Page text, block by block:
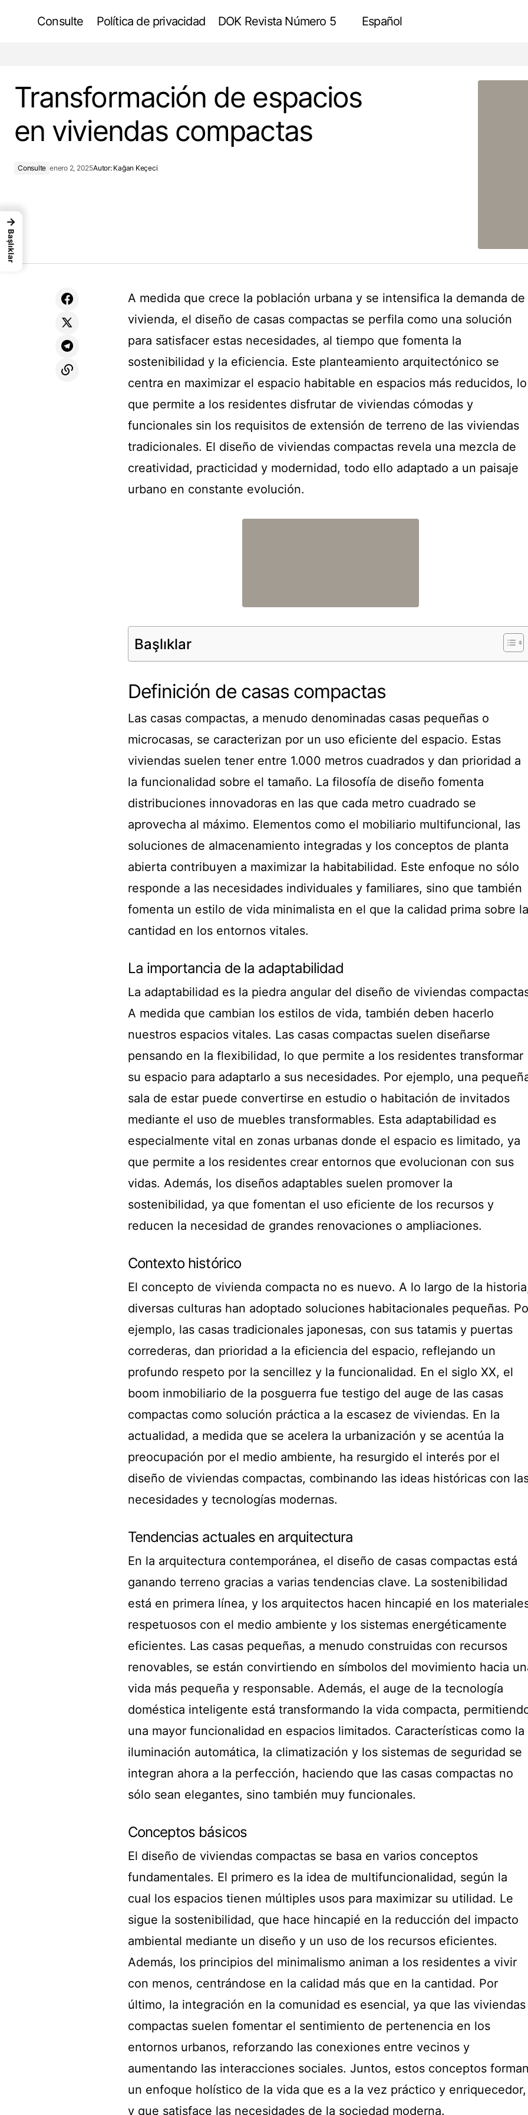
Consulte Política de privacidad DOK Revista Número 5 Español
Transformación de espacios
en viviendas compactas
Consulte enero 2, 2025Autor: Kağan Keçeci
A medida que crece la población urbana y se intensifica la demanda de
vivienda, el diseño de casas compactas se perfila como una solución
para satisfacer estas necesidades, al tiempo que fomenta la
sostenibilidad y la eficiencia. Este planteamiento arquitectónico se
centra en maximizar el espacio habitable en espacios más reducidos, lo
que permite a los residentes disfrutar de viviendas cómodas y
funcionales sin los requisitos de extensión de terreno de las viviendas
tradicionales. El diseño de viviendas compactas revela una mezcla de
creatividad, practicidad y modernidad, todo ello adaptado a un paisaje
urbano en constante evolución.
Başlıklar
Definición de casas compactas
Las casas compactas, a menudo denominadas casas pequeñas o
microcasas, se caracterizan por un uso eficiente del espacio. Estas
viviendas suelen tener entre 1.000 metros cuadrados y dan prioridad a
la funcionalidad sobre el tamaño. La filosofía de diseño fomenta
distribuciones innovadoras en las que cada metro cuadrado se
aprovecha al máximo. Elementos como el mobiliario multifuncional, las
soluciones de almacenamiento integradas y los conceptos de planta
abierta contribuyen a maximizar la habitabilidad. Este enfoque no sólo
responde a las necesidades individuales y familiares, sino que también
fomenta un estilo de vida minimalista en el que la calidad prima sobre la
cantidad en los entornos vitales.
La importancia de la adaptabilidad
La adaptabilidad es la piedra angular del diseño de viviendas
A medida que cambian los estilos de vida, también deben hacerlo
nuestros espacios vitales. Las casas compactas suelen diseñarse
pensando en la flexibilidad, lo que permite a los residentes transformar
su espacio para adaptarlo a sus necesidades. Por ejemplo, una
sala de estar puede convertirse en estudio o habitación de invitados
mediante el uso de muebles transformables. Esta adaptabilidad es
especialmente vital en zonas urbanas donde el espacio es limitado, ya
que permite a los residentes crear entornos que evolucionan con sus
vidas. Además, los diseños adaptables suelen promover la
sostenibilidad, ya que fomentan el uso eficiente de los recursos y
reducen la necesidad de grandes renovaciones o ampliaciones.
Contexto histórico
El concepto de vivienda compacta no es nuevo. A lo largo de la
diversas culturas han adoptado soluciones habitacionales pequeñas.
ejemplo, las casas tradicionales japonesas, con sus tatamis y puertas
correderas, dan prioridad a la eficiencia del espacio, reflejando un
profundo respeto por la sencillez y la funcionalidad. En el siglo XX, el
boom inmobiliario de la posguerra fue testigo del auge de las casas
compactas como solución práctica a la escasez de viviendas. En la
actualidad, a medida que se acelera la urbanización y se acentúa la
preocupación por el medio ambiente, ha resurgido el interés por el
diseño de viviendas compactas, combinando las ideas históricas con
necesidades y tecnologías modernas.
Tendencias actuales en arquitectura
En la arquitectura contemporánea, el diseño de casas compactas está
ganando terreno gracias a varias tendencias clave. La sostenibilidad
está en primera línea, y los arquitectos hacen hincapié en los
respetuosos con el medio ambiente y los sistemas energéticamente
eficientes. Las casas pequeñas, a menudo construidas con recursos
renovables, se están convirtiendo en símbolos del movimiento hacia
vida más pequeña y responsable. Además, el auge de la tecnología
doméstica inteligente está transformando la vida compacta,
una mayor funcionalidad en espacios limitados. Características como la
iluminación automática, la climatización y los sistemas de seguridad se
integran ahora a la perfección, haciendo que las casas compactas no
sólo sean elegantes, sino también muy funcionales.
Conceptos básicos
El diseño de viviendas compactas se basa en varios conceptos
fundamentales. El primero es la idea de multifuncionalidad, según la
cual los espacios tienen múltiples usos para maximizar su utilidad. Le
sigue la sostenibilidad, que hace hincapié en la reducción del impacto
ambiental mediante un diseño y un uso de los recursos eficientes.
Además, los principios del minimalismo animan a los residentes a vivir
con menos, centrándose en la calidad más que en la cantidad. Por
último, la integración en la comunidad es esencial, ya que las viviendas
compactas suelen fomentar el sentimiento de pertenencia en los
entornos urbanos, reforzando las conexiones entre vecinos y
aumentando las interacciones sociales. Juntos, estos conceptos
un enfoque holístico de la vida que es a la vez práctico y enriquecedor,
y que satisface las necesidades de la sociedad moderna.
→
Başlıklar